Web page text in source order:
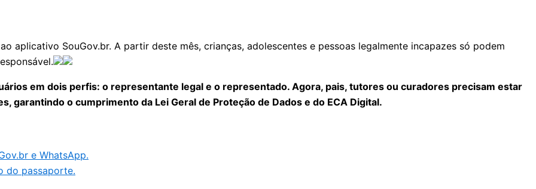
aplicativo SouGov.br. A partir deste mês, crianças, adolescentes e pessoas legalmente incapazes só podem
em dois perfis: o representante legal e o representado. Agora, pais, tutores ou curadores precisam estar
garantindo o cumprimento da Lei Geral de Proteção de Dados e do ECA Digital.
e WhatsApp.
do passaporte.